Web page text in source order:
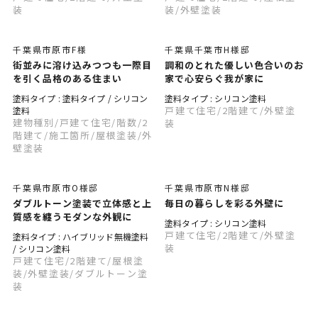
装
装 /外壁塗装
千葉県市原市F様
街並みに溶け込みつつも一際目
を引く品格のある住まい
塗料タイプ : 塗料タイプ / シリコン
塗料
建物種別 /戸建て住宅/階数/2
階建て /施工箇所 /屋根塗装 /外
壁塗装
千葉県千葉市H様邸
調和のとれた優しい色合いのお
家で心安らぐ我が家に
塗料タイプ : シリコン塗料
戸建て住宅 /2階建て /外壁塗
装
千葉県市原市O様邸
ダブルトーン塗装で立体感と上
質感を纏うモダンな外観に
塗料タイプ : ハイブリッド無機塗料
/ シリコン塗料
戸建て住宅 /2階建て/屋根塗
装 /外壁塗装/ダブルトーン塗
装
千葉県市原市N様邸
毎日の暮らしを彩る外壁に
塗料タイプ : シリコン塗料
戸建て住宅 /2階建て /外壁塗
装